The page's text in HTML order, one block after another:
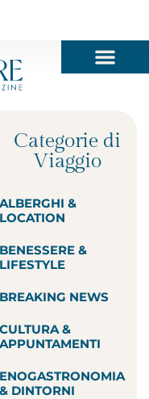
Categorie di
Viaggio
ALBERGHI &
LOCATION
BENESSERE &
LIFESTYLE
BREAKING NEWS
CULTURA &
APPUNTAMENTI
ENOGASTRONOMIA
& DINTORNI